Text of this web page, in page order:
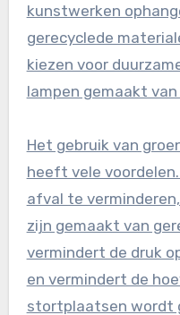
kunstwerken
gerecyclede
kiezen voor
lampen gemaakt
Het gebruik van
heeft vele
afval te
zijn gemaakt van
vermindert de druk
en vermindert de
stortplaatsen wordt